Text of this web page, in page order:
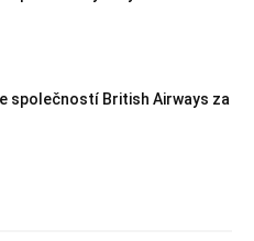
společností British Airways za